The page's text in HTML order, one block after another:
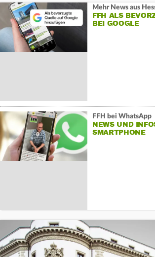
Mehr News aus
FFH ALS
BEI GOOGLE
FFH bei WhatsApp
NEWS UND
SMARTPHONE